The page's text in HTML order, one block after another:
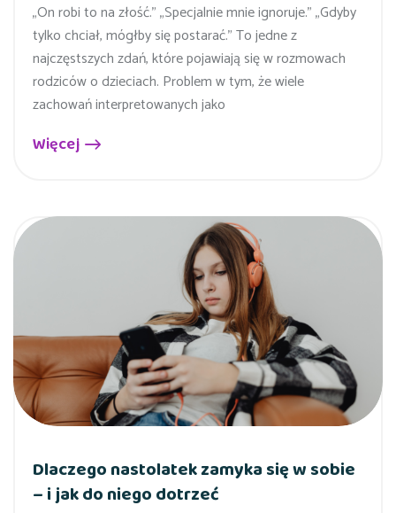
„On robi to na złość.” „Specjalnie mnie ignoruje.” „Gdyby
tylko chciał, mógłby się postarać.” To jedne z
najczęstszych zdań, które pojawiają się w rozmowach
rodziców o dzieciach. Problem w tym, że wiele
zachowań interpretowanych jako
Więcej
Dlaczego nastolatek zamyka się w sobie
– i jak do niego dotrzeć